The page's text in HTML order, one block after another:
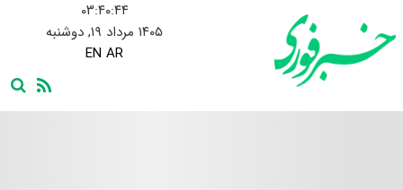
۰۳:۴۰:۴۵
۱۴۰۵ مرداد ۱۹, دوشنبه
EN AR